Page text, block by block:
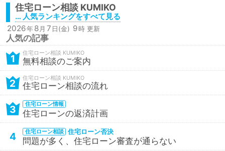
住宅ローン相談
… 人気ランキングをすべて見る
2026年8 月 7 日(金) 9時 更新
人気の記事
1 住宅ローン相談
無料相談のご案内
2 住宅ローン相談
住宅ローン相談の流れ
3 住宅ローン情報
住宅ローンの返済計画
4 住宅ローン相談 住宅ローン否決
問題が多く、住宅ローン審査が通らない